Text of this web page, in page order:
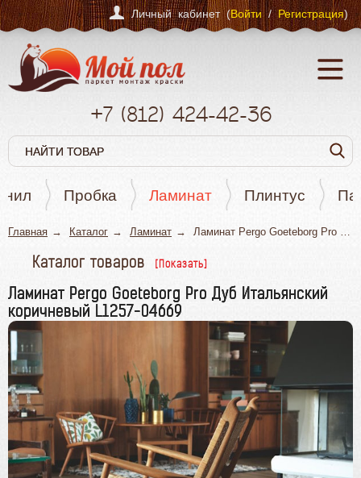
Личный кабинет (Войти/Регистрация)
+7 (812) 424-42-36
Пробка Ламинат Плинтус
Главная Каталог Ламинат Ламинат Pergo Goeteborg Pro Дуб Итальянский коричневый L1257-04669
Каталог товаров
Паркет
Кварцвинил
Пробка
Ламинат
Плинтус
Паркетная химия
Масла и краски
Инструмент и расходные материалы
Ламинат Pergo Goeteborg Pro Дуб Итальянский
коричневый L1257-04669